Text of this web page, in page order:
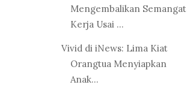
Mengembalikan Semangat
Kerja Usai ...
Vivid di iNews: Lima Kiat
Orangtua Menyiapkan
Anak...